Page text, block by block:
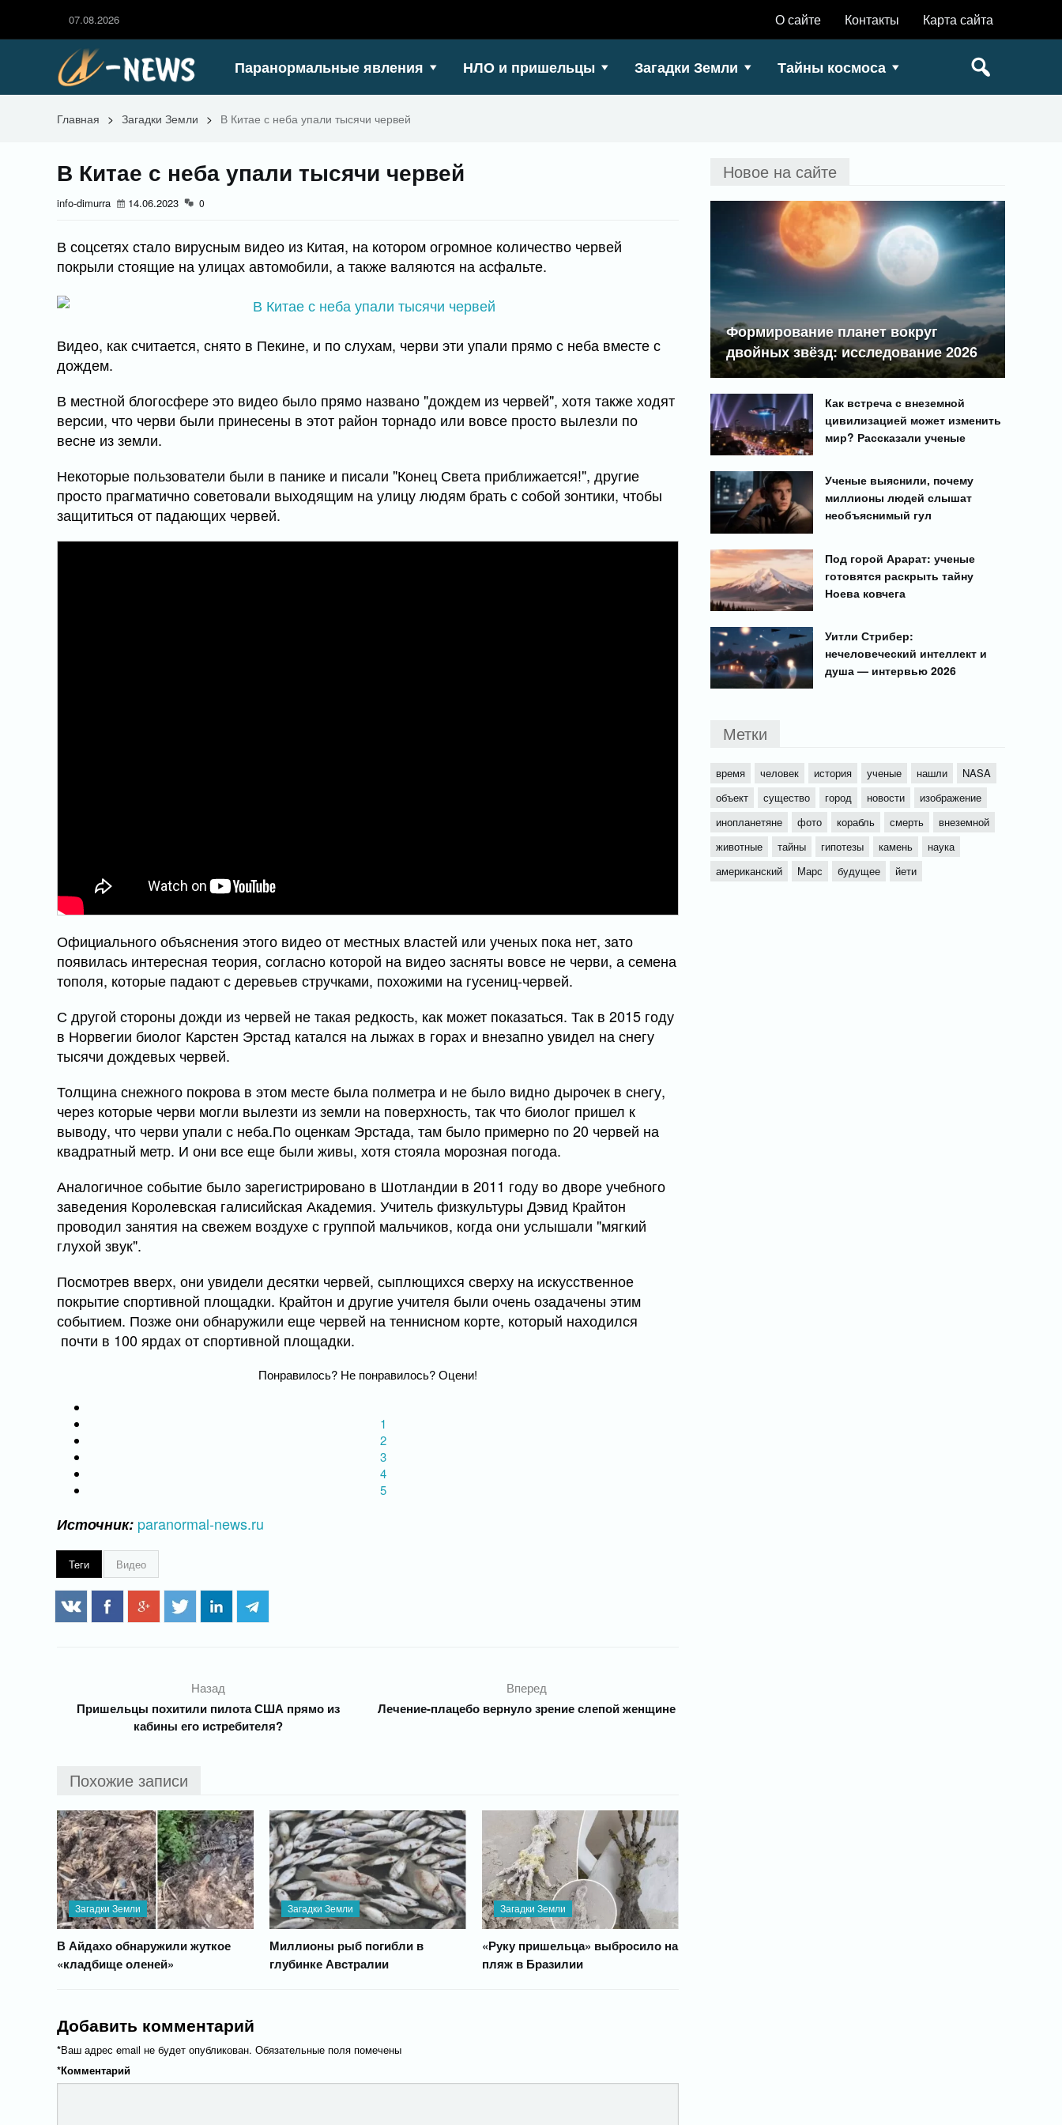
О сайте Контакты Карта сайта
07.08.2026
Паранормальные явления НЛО и пришельцы Загадки Земли Тайны космоса
Главная > Загадки Земли > В Китае с неба упали тысячи червей
В Китае с неба упали тысячи червей
info-dimurra 14.06.2023 0
В соцсетях стало вирусным видео из Китая, на котором огромное количество червей
покрыли стоящие на улицах автомобили, а также валяются на асфальте.
Видео, как считается, снято в Пекине, и по слухам, черви эти упали прямо с неба вместе с
дождем.
В местной блогосфере это видео было прямо названо "дождем из червей", хотя также ходят
версии, что черви были принесены в этот район торнадо или вовсе просто вылезли по
весне из земли.
Некоторые пользователи были в панике и писали "Конец Света приближается!", другие
просто прагматично советовали выходящим на улицу людям брать с собой зонтики, чтобы
защититься от падающих червей.
Официального объяснения этого видео от местных властей или ученых пока нет, зато
появилась интересная теория, согласно которой на видео засняты вовсе не черви, а семена
тополя, которые падают с деревьев стручками, похожими на гусениц-червей.
С другой стороны дожди из червей не такая редкость, как может показаться. Так в 2015 году
в Норвегии биолог Карстен Эрстад катался на лыжах в горах и внезапно увидел на снегу
тысячи дождевых червей.
Толщина снежного покрова в этом месте была полметра и не было видно дырочек в снегу,
через которые черви могли вылезти из земли на поверхность, так что биолог пришел к
выводу, что черви упали с неба.По оценкам Эрстада, там было примерно по 20 червей на
квадратный метр. И они все еще были живы, хотя стояла морозная погода.
Аналогичное событие было зарегистрировано в Шотландии в 2011 году во дворе учебного
заведения Королевская галисийская Академия. Учитель физкультуры Дэвид Крайтон
проводил занятия на свежем воздухе с группой мальчиков, когда они услышали "мягкий
глухой звук".
Посмотрев вверх, они увидели десятки червей, сыплющихся сверху на искусственное
покрытие спортивной площадки. Крайтон и другие учителя были очень озадачены этим
событием. Позже они обнаружили еще червей на теннисном корте, который находился
почти в 100 ярдах от спортивной площадки.
Понравилось? Не понравилось? Оцени!
1
2
3
4
5
Источник: paranormal-news.ru
Теги Видео
Назад
Пришельцы похитили пилота США прямо из
кабины его истребителя?
Вперед
Лечение-плацебо вернуло зрение слепой женщине
Похожие записи
Загадки Земли
В Айдахо обнаружили жуткое
«кладбище оленей»
Загадки Земли
Миллионы рыб погибли в
глубинке Австралии
Загадки Земли
«Руку пришельца» выбросило на
пляж в Бразилии
Добавить комментарий
Ваш адрес email не будет опубликован. Обязательные поля помечены
*
Комментарий
*
Новое на сайте
Формирование планет вокруг
двойных звёзд: исследование 2026
Как встреча с внеземной
цивилизацией может изменить
мир? Рассказали ученые
Ученые выяснили, почему
миллионы людей слышат
необъяснимый гул
Под горой Арарат: ученые
готовятся раскрыть тайну
Ноева ковчега
Уитли Стрибер:
нечеловеческий интеллект и
душа — интервью 2026
Метки
время человек история ученые нашли
NASA
объект
существо город новости
изображение
инопланетяне
фото корабль смерть
внеземной
животные
тайны гипотезы камень
наука
американский
Марс будущее йети